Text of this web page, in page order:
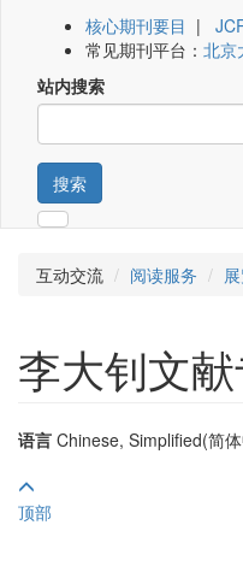
核心期刊要目 |
常见期刊平台： 北京
站内搜索
搜索
互动交流 阅读服务
李大钊文
语言 Chinese, Simplified(简
顶部